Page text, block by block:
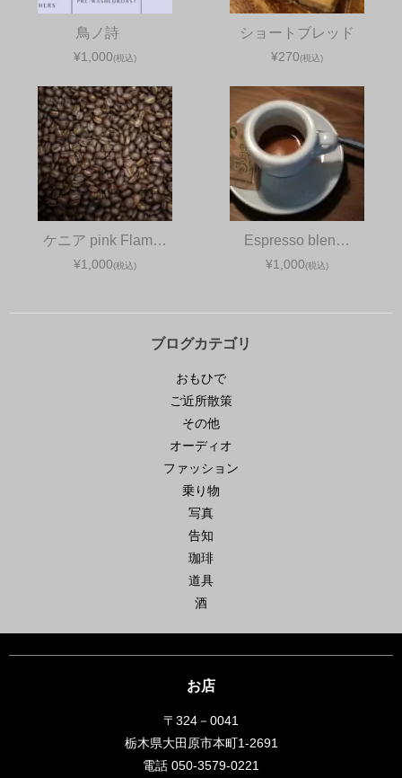
鳥ノ詩
¥1,000(税込)
ショートブレッド
¥270(税込)
ケニア pink Flam…
¥1,000(税込)
Espresso blen…
¥1,000(税込)
ブログカテゴリ
おもひで
ご近所散策
その他
オーディオ
ファッション
乗り物
写真
告知
珈琲
道具
酒
お店
〒324－0041
栃木県大田原市本町1-2691
電話 050-3579-0221